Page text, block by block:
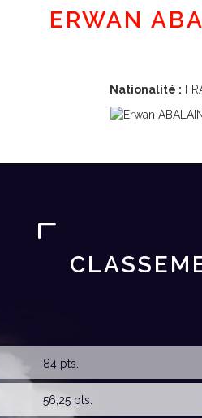
ERWAN
Nationalité :
84 pts.
56,25 pts.